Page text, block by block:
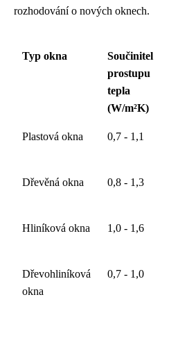
rozhodování o nových oknech.
Typ okna
Součinitel
prostupu
tepla
(W/m²K)
Plastová okna 0,7 - 1,1
Dřevěná okna 0,8 - 1,3
Hliníková okna 1,0 - 1,6
Dřevohliníková
okna
0,7 - 1,0